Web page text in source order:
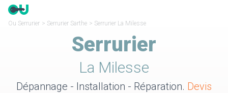
Ou Serrurier > Serrurier Sarthe > Serrurier La Milesse
Serrurier
La Milesse
Dépannage - Installation - Réparation. Devis